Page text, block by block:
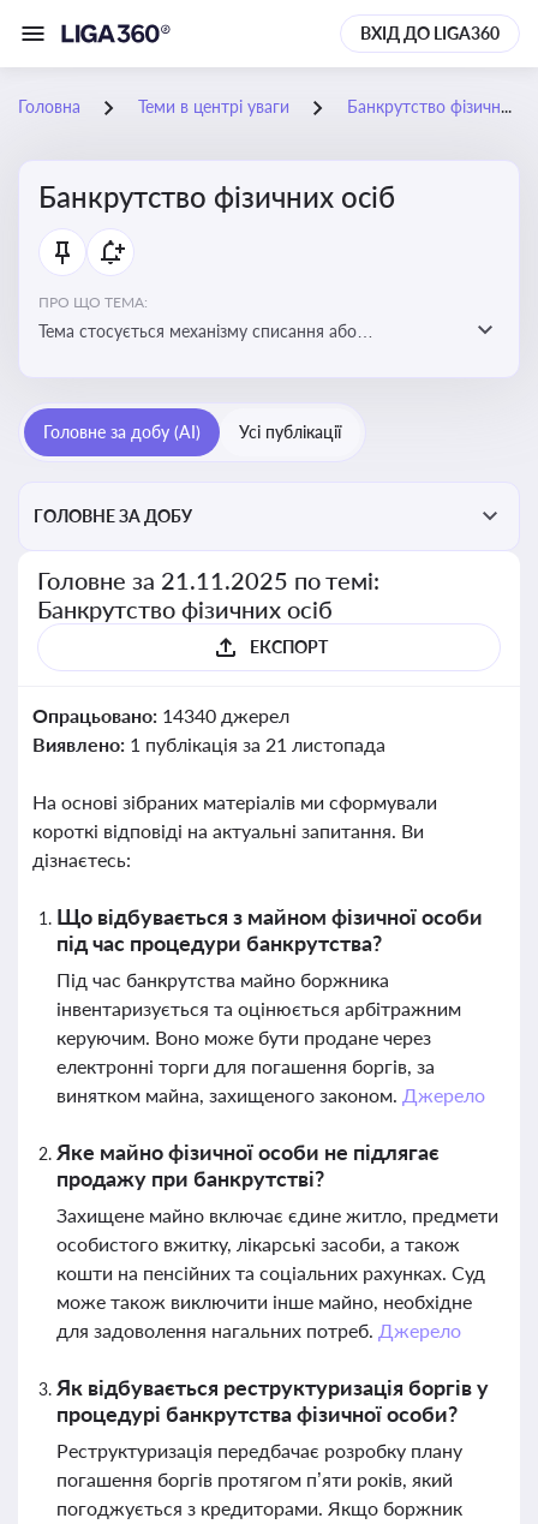
ВХІД ДО LIGA360
Головна Теми в центрі уваги Банкрутство фізичних осіб
Банкрутство фізичних осіб
ПРО ЩО ТЕМА:
Тема стосується механізму списання або
права як боржника, так і кредиторів
Головне за добу (AI) Усі публікації
ГОЛОВНЕ ЗА ДОБУ
Головне за 21.11.2025 по темі:
Банкрутство фізичних осіб
ЕКСПОРТ
Опрацьовано: 14340 джерел
Виявлено: 1 публікація за 21 листопада
На основі зібраних матеріалів ми сформували
короткі відповіді на актуальні запитання. Ви
дізнаєтесь:
Що відбувається з майном фізичної особи
під час процедури банкрутства?
Під час банкрутства майно боржника
інвентаризується та оцінюється арбітражним
керуючим. Воно може бути продане через
електронні торги для погашення боргів, за
винятком майна, захищеного законом. Джерело
Яке майно фізичної особи не підлягає
продажу при банкрутстві?
Захищене майно включає єдине житло, предмети
особистого вжитку, лікарські засоби, а також
кошти на пенсійних та соціальних рахунках. Суд
може також виключити інше майно, необхідне
для задоволення нагальних потреб. Джерело
Як відбувається реструктуризація боргів у
процедурі банкрутства фізичної особи?
Реструктуризація передбачає розробку плану
погашення боргів протягом п’яти років, який
погоджується з кредиторами. Якщо боржник